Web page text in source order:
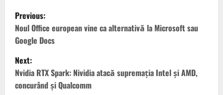
P
o
s
t
Previous:
Noul Office european vine ca alternativă la Microsoft sau
Google Docs
Next:
Nvidia RTX Spark: Nividia atacă supremația Intel și AMD,
concurând și Qualcomm